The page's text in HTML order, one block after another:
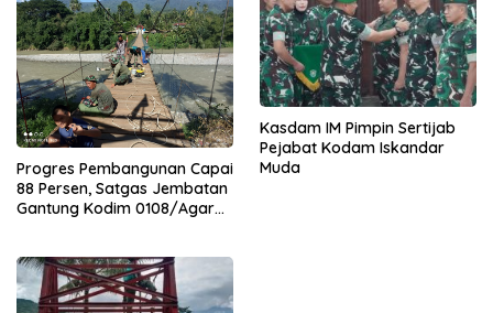
Progres Pembangunan Capai
88 Persen, Satgas Jembatan
Gantung Kodim 0108/Agara
Kasdam IM Pimpin Sertijab
Pejabat Kodam Iskandar
Muda